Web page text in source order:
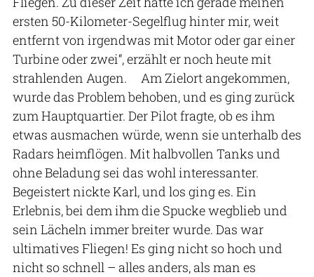
ersten 50-Kilometer-Segelflug hinter mir, weit
entfernt von irgendwas mit Motor oder gar einer
Turbine oder zwei“, erzählt er noch heute mit
strahlenden Augen. Am Zielort angekommen,
wurde das Problem behoben, und es ging zurück
zum Hauptquartier. Der Pilot fragte, ob es ihm
etwas ausmachen würde, wenn sie unterhalb des
Radars heimflögen. Mit halbvollen Tanks und
ohne Beladung sei das wohl interessanter.
Begeistert nickte Karl, und los ging es. Ein
Erlebnis, bei dem ihm die Spucke wegblieb und
sein Lächeln immer breiter wurde. Das war
ultimatives Fliegen! Es ging nicht so hoch und
nicht so schnell – alles anders, als man es